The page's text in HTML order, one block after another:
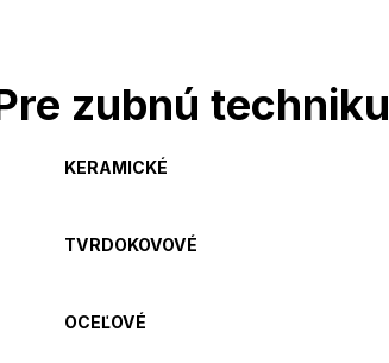
zubnú techniku
KERAMICKÉ
TVRDOKOVOVÉ
OCEĽOVÉ